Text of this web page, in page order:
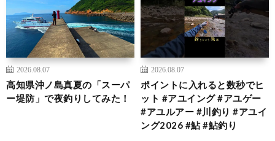
2026.08.07
高知県沖ノ島真夏の「スーパ
ー堤防」で夜釣りしてみた！
2026.08.07
ポイントに入れると数秒でヒ
ット #アユイング #アユゲー
#アユルアー #川釣り #アユイ
ング2026 #鮎 #鮎釣り